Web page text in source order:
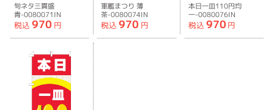
旬ネタ三貫盛
青-0080071IN
税込 970 円
軍艦まつり 薄
茶-0080074IN
税込 970 円
本日一皿110円均
一-0080076IN
税込 970 円